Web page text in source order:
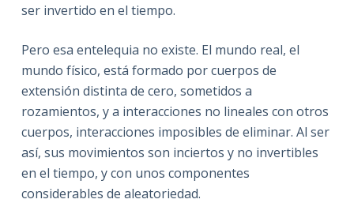
ser invertido en el tiempo.
Pero esa entelequia no existe. El mundo real, el
mundo físico, está formado por cuerpos de
extensión distinta de cero, sometidos a
rozamientos, y a interacciones no lineales con otros
cuerpos, interacciones imposibles de eliminar. Al ser
así, sus movimientos son inciertos y no invertibles
en el tiempo, y con unos componentes
considerables de aleatoriedad.